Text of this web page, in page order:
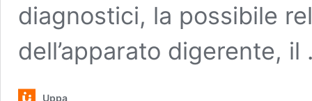
diagnostici, la possibile
dell’apparato digerente,
Uppa